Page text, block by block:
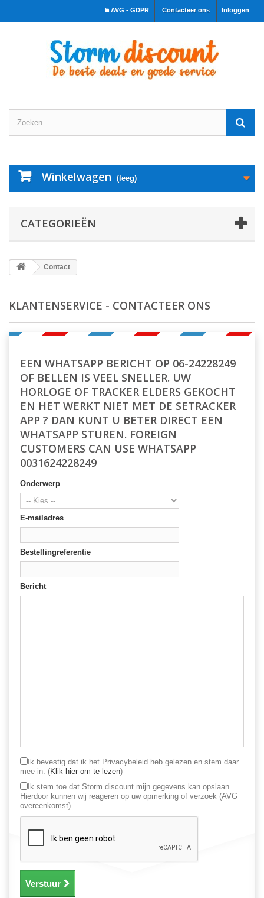
Inloggen
Contacteer ons
AVG - GDPR
Winkelwagen (leeg)
CATEGORIEËN
Contact
KLANTENSERVICE - CONTACTEER ONS
EEN WHATSAPP BERICHT OP 06-24228249
OF BELLEN IS VEEL SNELLER. UW
HORLOGE OF TRACKER ELDERS GEKOCHT
EN HET WERKT NIET MET DE SETRACKER
APP ? DAN KUNT U BETER DIRECT EEN
WHATSAPP STUREN. FOREIGN
CUSTOMERS CAN USE WHATSAPP
0031624228249
Onderwerp
E-mailadres
Bestellingreferentie
Bericht
Ik bevestig dat ik het Privacybeleid heb gelezen en stem daar
mee in. (Klik hier om te lezen)
Ik stem toe dat Storm discount mijn gegevens kan opslaan.
Hierdoor kunnen wij reageren op uw opmerking of verzoek (AVG
overeenkomst).
Verstuur